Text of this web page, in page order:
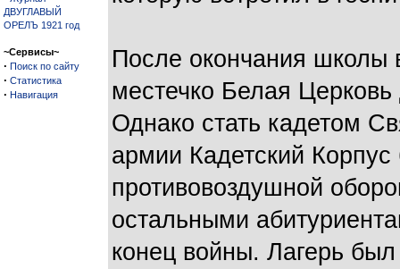
ДВУГЛАВЫЙ
ОРЕЛЪ 1921 год
~Сервисы~
· Поиск по сайту
· Статистика
· Навигация
После окончания школы
местечко Белая
Однако стать кадетом
армии Кадетский
противовоздушной
остальными
конец войны. Лагерь